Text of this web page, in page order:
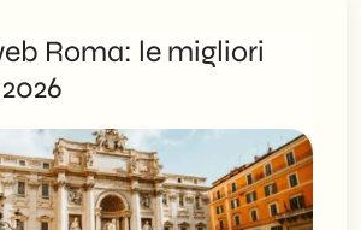
Roma: le migliori